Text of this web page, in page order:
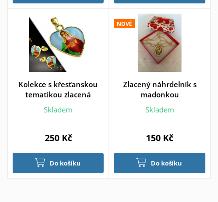
Kolekce s křesťanskou
tematikou zlacená
Skladem
250 Kč
Do košíku
NOVÉ
Zlacený náhrdelník s
madonkou
Skladem
150 Kč
Do košíku